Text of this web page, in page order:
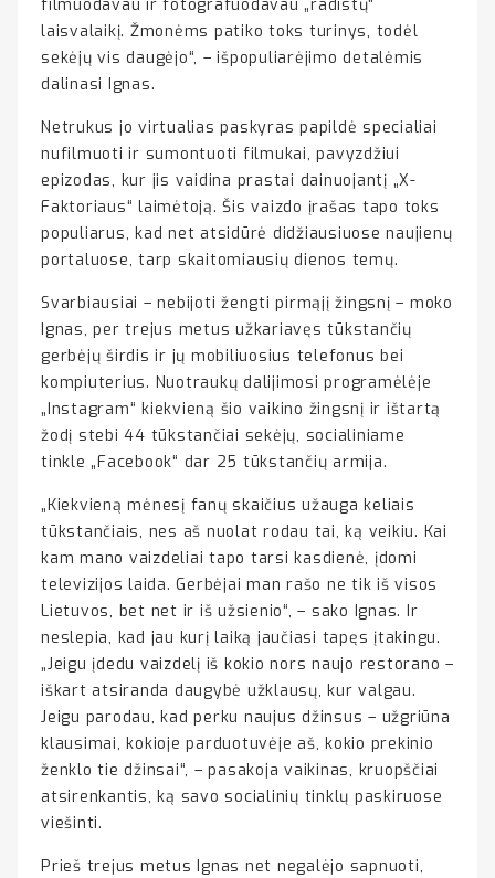
filmuodavau ir fotografuodavau „radistų“
laisvalaikį. Žmonėms patiko toks turinys, todėl
sekėjų vis daugėjo“, – išpopuliarėjimo detalėmis
dalinasi Ignas.
Netrukus jo virtualias paskyras papildė specialiai
nufilmuoti ir sumontuoti filmukai, pavyzdžiui
epizodas, kur jis vaidina prastai dainuojantį „X-
Faktoriaus“ laimėtoją. Šis vaizdo įrašas tapo toks
populiarus, kad net atsidūrė didžiausiuose naujienų
portaluose, tarp skaitomiausių dienos temų.
Svarbiausiai – nebijoti žengti pirmąjį žingsnį – moko
Ignas, per trejus metus užkariavęs tūkstančių
gerbėjų širdis ir jų mobiliuosius telefonus bei
kompiuterius. Nuotraukų dalijimosi programėlėje
„Instagram“ kiekvieną šio vaikino žingsnį ir ištartą
žodį stebi 44 tūkstančiai sekėjų, socialiniame
tinkle „Facebook“ dar 25 tūkstančių armija.
„Kiekvieną mėnesį fanų skaičius užauga keliais
tūkstančiais, nes aš nuolat rodau tai, ką veikiu. Kai
kam mano vaizdeliai tapo tarsi kasdienė, įdomi
televizijos laida. Gerbėjai man rašo ne tik iš visos
Lietuvos, bet net ir iš užsienio“, – sako Ignas. Ir
neslepia, kad jau kurį laiką jaučiasi tapęs įtakingu.
„Jeigu įdedu vaizdelį iš kokio nors naujo restorano –
iškart atsiranda daugybė užklausų, kur valgau.
Jeigu parodau, kad perku naujus džinsus – užgriūna
klausimai, kokioje parduotuvėje aš, kokio prekinio
ženklo tie džinsai“, – pasakoja vaikinas, kruopščiai
atsirenkantis, ką savo socialinių tinklų paskiruose
viešinti.
Prieš trejus metus Ignas net negalėjo sapnuoti,